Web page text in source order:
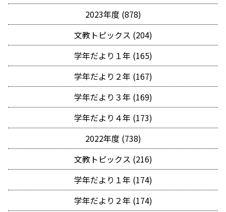
2023年度 (878)
文教トピックス (204)
学年だより１年 (165)
学年だより２年 (167)
学年だより３年 (169)
学年だより４年 (173)
2022年度 (738)
文教トピックス (216)
学年だより１年 (174)
学年だより２年 (174)